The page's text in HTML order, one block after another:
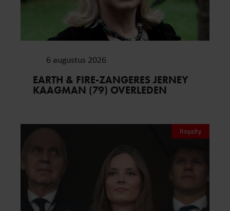
6 augustus 2026
EARTH & FIRE-ZANGERES JERNEY
KAAGMAN (79) OVERLEDEN
Royalty